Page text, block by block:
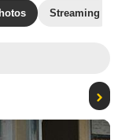
Streaming